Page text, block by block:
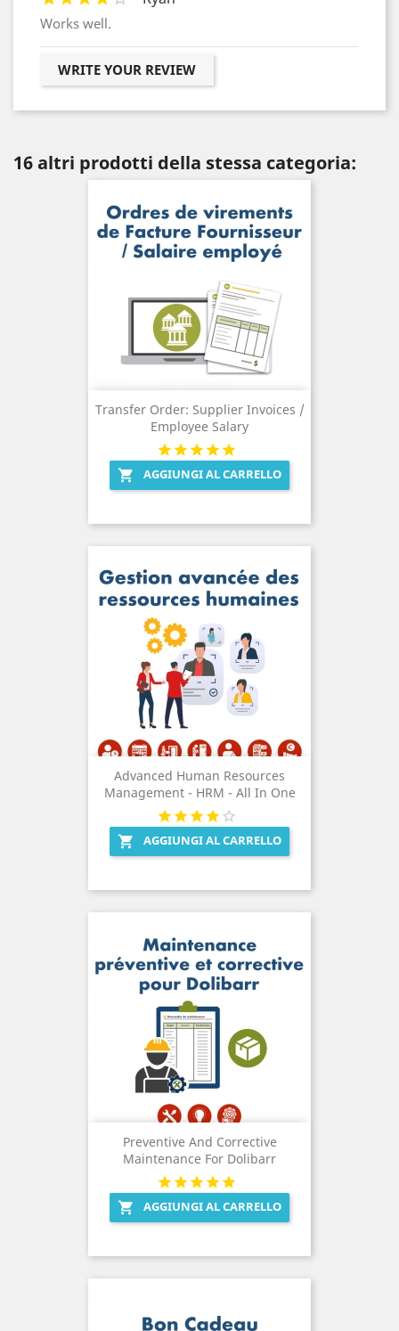
Works well.
WRITE YOUR REVIEW
16 altri prodotti della stessa categoria:
Transfer Order: Supplier Invoices /
Employee Salary
 AGGIUNGI AL CARRELLO
Advanced Human Resources
Management - HRM - All In One
 AGGIUNGI AL CARRELLO
Preventive And Corrective
Maintenance For Dolibarr
 AGGIUNGI AL CARRELLO